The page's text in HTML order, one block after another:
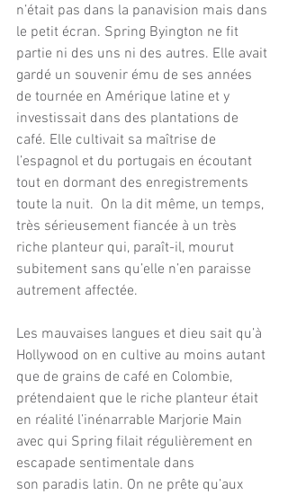
n’était pas dans la panavision mais dans
le petit écran. Spring Byington ne fit
partie ni des uns ni des autres. Elle avait
gardé un souvenir ému de ses années
de tournée en Amérique latine et y
investissait dans des plantations de
café. Elle cultivait sa maîtrise de
l’espagnol et du portugais en écoutant
tout en dormant des enregistrements
toute la nuit.  On la dit même, un temps,
très sérieusement fiancée à un très
riche planteur qui, paraît-il, mourut
subitement sans qu’elle n’en paraisse
autrement affectée.
Les mauvaises langues et dieu sait qu’à
Hollywood on en cultive au moins autant
que de grains de café en Colombie,
prétendaient que le riche planteur était
en réalité l’inénarrable Marjorie Main
avec qui Spring filait régulièrement en
escapade sentimentale dans
son paradis latin. On ne prête qu’aux